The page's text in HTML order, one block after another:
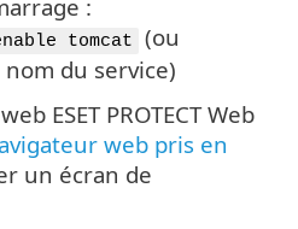
:
tomcat (ou
du service)
ESET PROTECT Web
web pris en
un écran de